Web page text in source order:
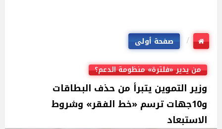
صفحة أولى
من يدير «فلترة» منظومة الدعم؟
وزير التموين يتبرأ من حذف البطاقات
و10جهات ترسم «خط الفقر» وشروط
الاستبعاد